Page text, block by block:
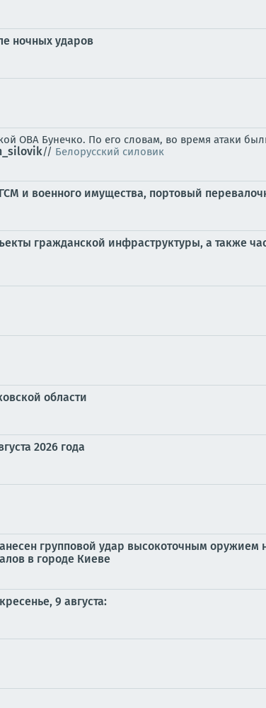
ночных ударов
ОВА Бунечко. По его словам, во время атаки
// Белорусский силовик
и военного имущества, портовый
гражданской инфраструктуры, а также
области
2026 года
групповой удар высокоточным оружием
в городе Киеве
9 августа: